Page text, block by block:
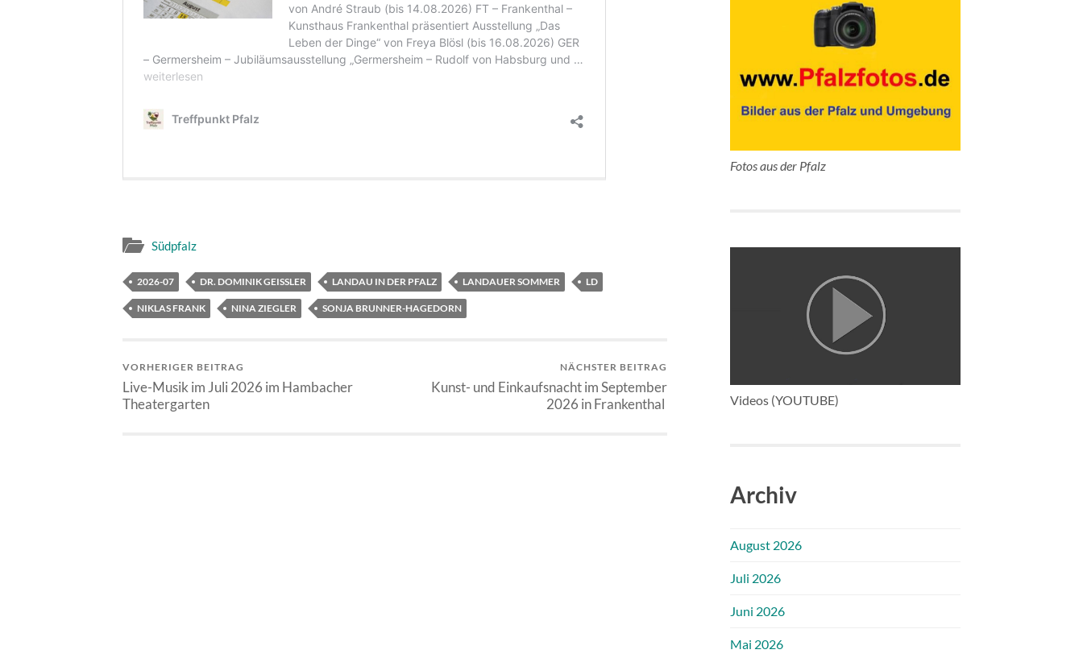
Südpfalz
2026-07 DR. DOMINIK GEISSLER LANDAU IN DER PFALZ LANDAUER SOMMER LD
NIKLAS FRANK NINA ZIEGLER SONJA BRUNNER-HAGEDORN
VORHERIGER BEITRAG
Live-Musik im Juli 2026 im Hambacher
Theatergarten
NÄCHSTER BEITRAG
Kunst- und Einkaufsnacht im September
2026 in Frankenthal
Fotos aus der Pfalz
Videos (YOUTUBE)
Archiv
August 2026
Juli 2026
Juni 2026
Mai 2026